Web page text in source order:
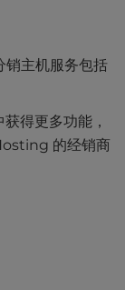
主机服务包括
得更多功能，
的经销商